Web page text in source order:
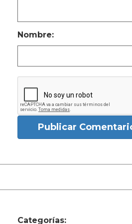
Nombre:
Publicar
Categorías: